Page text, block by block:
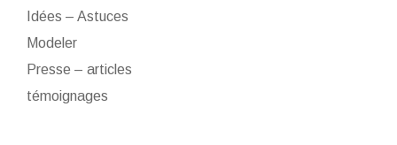
Idées – Astuces
Modeler
Presse – articles
témoignages